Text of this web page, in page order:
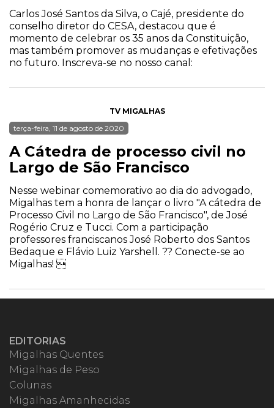
Carlos José Santos da Silva, o Cajé, presidente do
conselho diretor do CESA, destacou que é
momento de celebrar os 35 anos da Constituição,
mas também promover as mudanças e efetivações
no futuro. Inscreva-se no nosso canal:
TV MIGALHAS
terça-feira, 11 de agosto de 2020
A Cátedra de processo civil no
Largo de São Francisco
Nesse webinar comemorativo ao dia do advogado,
Migalhas tem a honra de lançar o livro "A cátedra de
Processo Civil no Largo de São Francisco", de José
Rogério Cruz e Tucci. Com a participação
professores franciscanos José Roberto dos Santos
Bedaque e Flávio Luiz Yarshell. ?? Conecte-se ao
Migalhas! 
EDITORIAS
Migalhas Quentes
Migalhas de Peso
Colunas
Migalhas Amanhecidas